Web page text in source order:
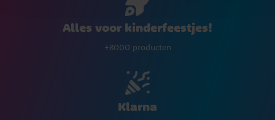
Alles voor kinderfeestjes!
+8000 producten
Klarna